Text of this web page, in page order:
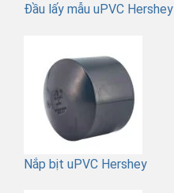
Đầu lấy mẫu uPVC Hershey
Nắp bịt uPVC Hershey